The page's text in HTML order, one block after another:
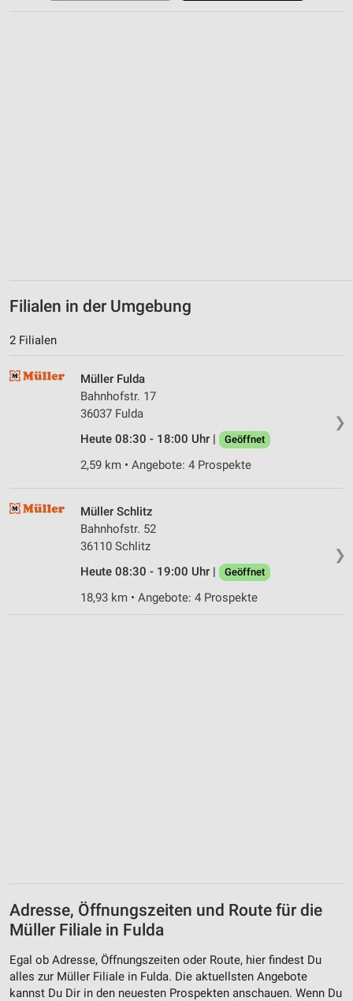
Filialen in der Umgebung
2 Filialen
❯
Müller Fulda
Bahnhofstr. 17
36037 Fulda
Heute 08:30 - 18:00 Uhr |
Geöffnet
2,59 km • Angebote: 4 Prospekte
❯
Müller Schlitz
Bahnhofstr. 52
36110 Schlitz
Heute 08:30 - 19:00 Uhr |
Geöffnet
18,93 km • Angebote: 4 Prospekte
Adresse, Öffnungszeiten und Route für die
Müller Filiale in Fulda
Egal ob Adresse, Öffnungszeiten oder Route, hier findest Du
alles zur Müller Filiale in Fulda. Die aktuellsten Angebote
kannst Du Dir in den neuesten Prospekten anschauen. Wenn Du